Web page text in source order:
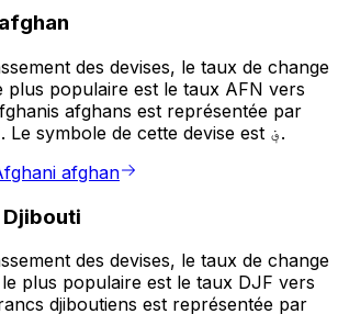
des devises, le taux de change
plus populaire est le taux AFN vers
afghans est représentée par
l'abréviation AFN. Le symbole de cette devise est ؋.
afghan
Djibouti
des devises, le taux de change
plus populaire est le taux DJF vers
djiboutiens est représentée par